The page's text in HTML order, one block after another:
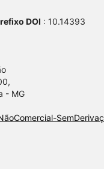
DOI : 10.14393
- MG